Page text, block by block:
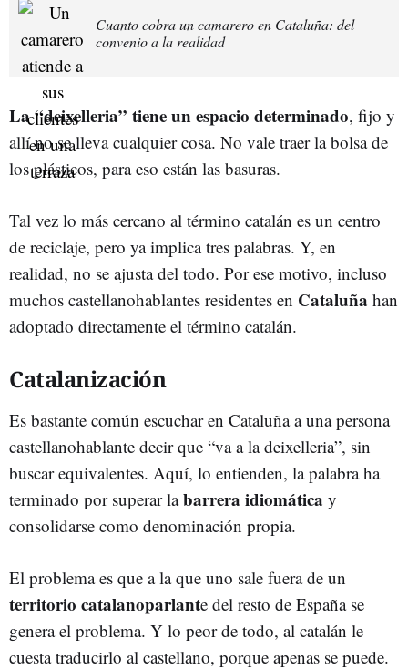
Cuanto cobra un camarero en Cataluña: del
convenio a la realidad
La “deixelleria” tiene un espacio determinado, fijo y
allí no se lleva cualquier cosa. No vale traer la bolsa de
los plásticos, para eso están las basuras.
Tal vez lo más cercano al término catalán es un centro
de reciclaje, pero ya implica tres palabras. Y, en
realidad, no se ajusta del todo. Por ese motivo, incluso
muchos castellanohablantes residentes en Cataluña han
adoptado directamente el término catalán.
Catalanización
Es bastante común escuchar en Cataluña a una persona
castellanohablante decir que “va a la deixelleria”, sin
buscar equivalentes. Aquí, lo entienden, la palabra ha
terminado por superar labarrera idiomática y
consolidarse como denominación propia.
El problema es que a la que uno sale fuera de un
territorio catalanoparlante del resto de España se
genera el problema. Y lo peor de todo, al catalán le
cuesta traducirlo al castellano, porque apenas se puede.